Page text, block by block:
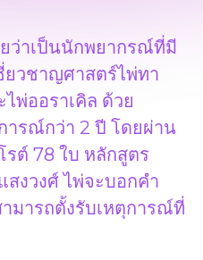
ยว่าเป็นนักพยากรณ์ที่มี
ยวชาญศาสตร์ไพ่ทา
พ่ออราเคิล ด้วย
ารณ์กว่า 2 ปี โดยผ่าน
รต์ 78 ใบ หลักสูตร
สงวงศ์ ไพ่จะบอกคำ
มารถตั้งรับเหตุการณ์ที่